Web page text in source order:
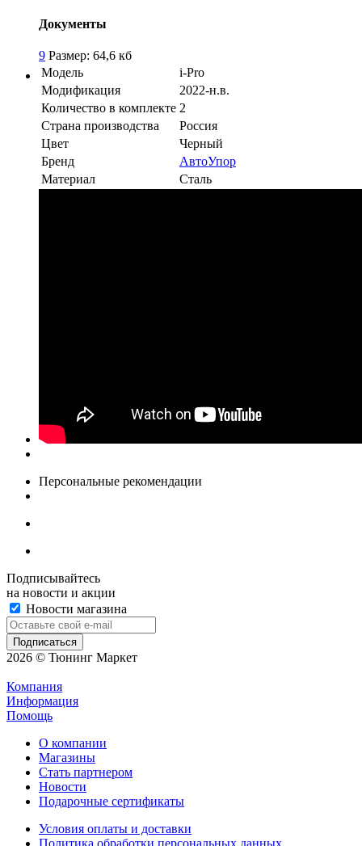
Документы
9 Размер: 64,6 кб
Модель
i-Pro
Модификация
2022-н.в.
Количество в комплекте 2
Страна производства
Россия
Цвет
Черный
Бренд
АвтоУпор
Материал
Сталь
Персональные рекомендации
Подписывайтесь
на новости и акции
Новости магазина
2026 © Тюнинг Маркет
Компания
Информация
Помощь
О компании
Магазины
Стать партнером
Новости
Подарочные сертификаты
Условия оплаты и доставки